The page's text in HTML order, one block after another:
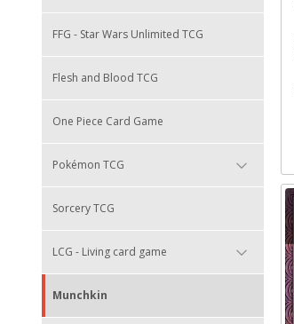
FFG - Star Wars Unlimited TCG
Flesh and Blood TCG
One Piece Card Game
Pokémon TCG
Sorcery TCG
LCG - Living card game
Munchkin